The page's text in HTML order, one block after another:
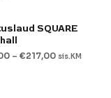
SQUARE
–€217,00 sis.KM